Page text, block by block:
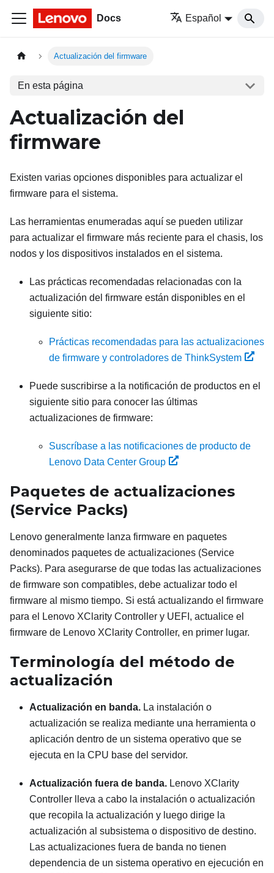
Docs Español
Actualización del firmware
En esta página
Actualización del
firmware
Existen varias opciones disponibles para actualizar el
firmware para el sistema.
Las herramientas enumeradas aquí se pueden utilizar
para actualizar el firmware más reciente para el chasis, los
nodos y los dispositivos instalados en el sistema.
Las prácticas recomendadas relacionadas con la
actualización del firmware están disponibles en el
siguiente sitio:
Prácticas recomendadas para las actualizaciones
de firmware y controladores de ThinkSystem
Puede suscribirse a la notificación de productos en el
siguiente sitio para conocer las últimas
actualizaciones de firmware:
Suscríbase a las notificaciones de producto de
Lenovo Data Center Group
Paquetes de actualizaciones
(Service Packs)
Lenovo generalmente lanza firmware en paquetes
denominados paquetes de actualizaciones (Service
Packs). Para asegurarse de que todas las actualizaciones
de firmware son compatibles, debe actualizar todo el
firmware al mismo tiempo. Si está actualizando el firmware
para el
Lenovo XClarity Controller y UEFI, actualice el
firmware de Lenovo XClarity Controller, en primer lugar.
Terminología del método de
actualización
Actualización en banda. La instalación o
actualización se realiza mediante una herramienta o
aplicación dentro de un sistema operativo que se
ejecuta en la CPU base del servidor.
Actualización fuera de banda. Lenovo XClarity
Controller lleva a cabo la instalación o actualización
que recopila la actualización y luego dirige la
actualización al subsistema o dispositivo de destino.
Las actualizaciones fuera de banda no tienen
dependencia de un sistema operativo en ejecución en